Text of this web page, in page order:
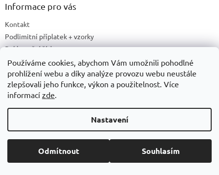
Používáme cookies, abychom Vám umožnili pohodlné
prohlížení webu a díky analýze provozu webu neustále
zlepšovali jeho funkce, výkon a použitelnost. Více
informací zde.
Nastavení
Odmítnout Souhlasím
Informace pro vás
Kontakt
Podlimitní příplatek + vzorky
Reklamační řád
Obchodní podmínky
Cookies
Ochrana osobních údajů
Doprava a platby
Druhy potisku
Recyklační příspěvky a zpětný odběr elektrozařízení/baterií